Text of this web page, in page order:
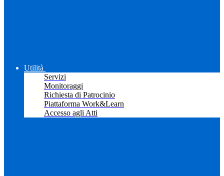
Utilità
Servizi
Monitoraggi
Richiesta di Patrocinio
Piattaforma Work&Learn
Accesso agli Atti